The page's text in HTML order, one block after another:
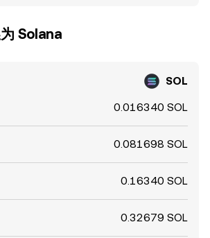
Solana
SOL
0.016340 SOL
0.081698 SOL
0.16340 SOL
0.32679 SOL